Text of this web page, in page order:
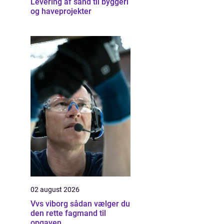
og haveprojekter
02 august 2026
Vvs viborg sådan vælger du
den rette fagmand til